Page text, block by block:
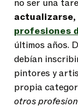
no ser una
actualizarse,
profesiones
últimos años.
debían
pintores y
propia
otros